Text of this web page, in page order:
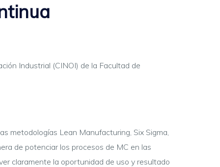
Industrial (CINOI) de la Facultad de
metodologías Lean Manufacturing, Six Sigma,
de potenciar los procesos de MC en las
claramente la oportunidad de uso y resultado